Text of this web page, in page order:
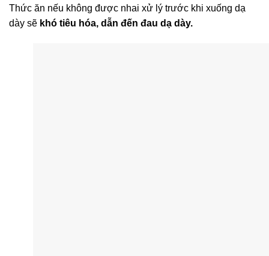
Thức ăn nếu không được nhai xử lý trước khi xuống dạ
dày sẽ khó tiêu hóa, dẫn đến đau dạ dày.